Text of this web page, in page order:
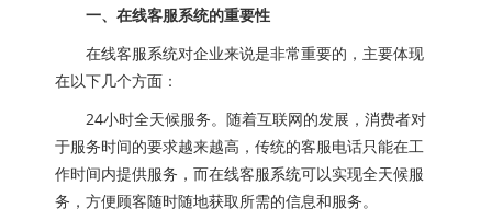
一、在线客服系统的重要性
在线客服系统对企业来说是非常重要的，主要体现
在以下几个方面：
24小时全天候服务。随着互联网的发展，消费者对
于服务时间的要求越来越高，传统的客服电话只能在工
作时间内提供服务，而在线客服系统可以实现全天候服
务，方便顾客随时随地获取所需的信息和服务。